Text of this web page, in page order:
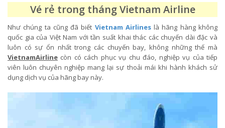
Vé rẻ trong tháng Vietnam Airline
Như chúng ta cũng đã biết Vietnam Airlineslà hãng hàng không
quốc gia của Việt Nam với tần suất khai thác các chuyến dài đặc và
luôn có sự ổn nhất trong các chuyến bay, không những thế mà
VietnamAirline còn có cách phục vụ chu đáo, nghiệp vụ của tiếp
viên luôn chuyên nghiệp mang lại sự thoải mái khi hành khách sử
dụng dịch vụ của hãng bay này.